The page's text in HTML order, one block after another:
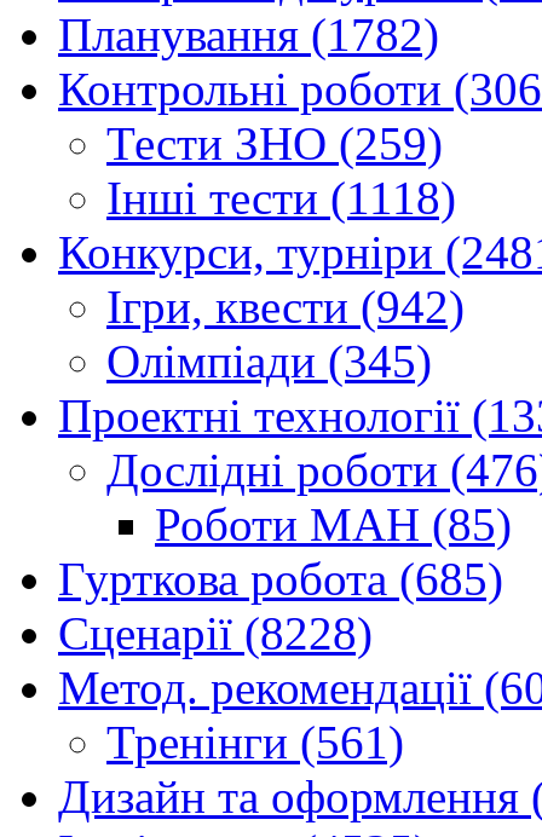
Планування (1782)
Контрольні роботи
Тести ЗНО (259)
Інші тести (1118)
Конкурси, турніри
Ігри, квести (942)
Олімпіади (345)
Проектні технології
Дослідні роботи
Роботи МАН (85)
Гурткова робота (685)
Сценарії (8228)
Метод. рекомендації
Тренінги (561)
Дизайн та оформлення